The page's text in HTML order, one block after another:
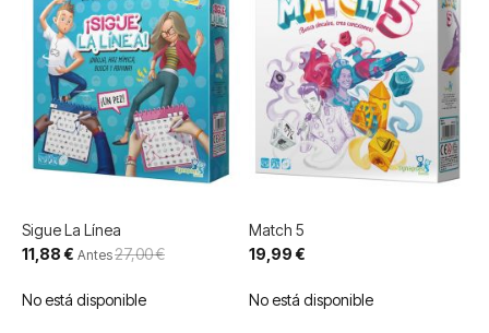
Sigue La Línea
Precio
especial
11,88 € Antes27,00 €
No está disponible
Match 5
19,99 €
No está disponible